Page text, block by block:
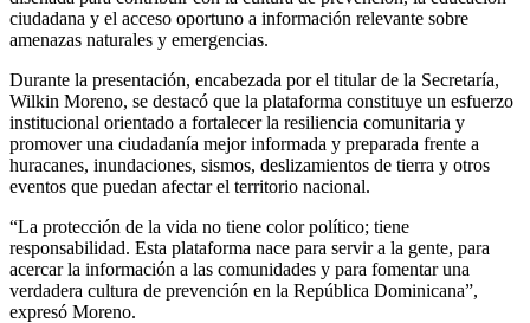
ciudadana y el acceso oportuno a información relevante sobre
amenazas naturales y emergencias.
Durante la presentación, encabezada por el titular de la Secretaría,
Wilkin Moreno, se destacó que la plataforma constituye un esfuerzo
institucional orientado a fortalecer la resiliencia comunitaria y
promover una ciudadanía mejor informada y preparada frente a
huracanes, inundaciones, sismos, deslizamientos de tierra y otros
eventos que puedan afectar el territorio nacional.
“La protección de la vida no tiene color político; tiene
responsabilidad. Esta plataforma nace para servir a la gente, para
acercar la información a las comunidades y para fomentar una
verdadera cultura de prevención en la República Dominicana”,
expresó Moreno.